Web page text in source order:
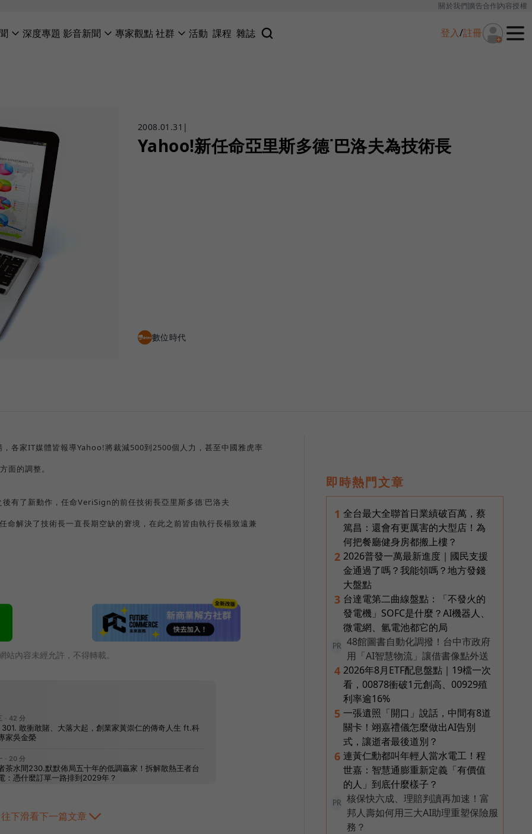
關於我們廣告合作內容授權
深度專題 影音新聞 專家觀點社群 活動 課程 雜誌 登入/註冊
2008.01.31 |
Yahoo!新任命亞里斯多德˙巴洛夫為技術長
數位時代
各家IT媒體皆報導Yahoo!將裁減500到2500個人力，甚至中國雅虎率
面的調整。
有了新動作，任命VeriSign的前任技術長亞里斯多德˙巴洛夫
解決了技術長一直長期空缺的窘境，在此之前皆由執行長楊致遠兼
站內容未經允許，不得轉載。
往下滑看下一篇文章
即時熱門文章
1 全台最大全聯首日業績破百萬，蔡
篤昌：還會有更厲害的大型店！為
何把餐廳健身房都搬上樓？
2 2026普發一萬最新進度｜國民支援
金通過了嗎？我能領嗎？地方發錢
大盤點
3 台達電第二曲線盤點：「不發火的
發電機」SOFC是什麼？AI機器人、
微電網、氫電池都它的局
PR
48館圖書自動化調撥！台中市政府
用「AI智慧物流」讓借書像點外送
4 2026年8月ETF配息盤點｜19檔一次
看，00878衝破1元創高、00929殖
利率逾16%
5 一張遺照「開口」說話，中間有8道
關卡！翊嘉禮儀怎麼做出AI告別
式，讓逝者最後道別？
6 連黃仁勳都叫年輕人當水電工！程
世嘉：智慧通膨重新定義「有價值
的人」到底什麼樣子？
PR
核保快六成、理賠判讀再加速！富
邦人壽如何用三大AI助理重塑保險服
務？